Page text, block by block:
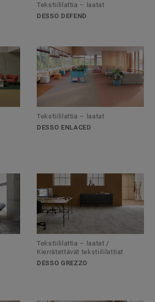
Tekstiililattia – laatat
DESSO DEFEND
Tekstiililattia – laatat
DESSO ENLACED
Tekstiililattia – laatat /
Kierrätettävät tekstiililattiat
DESSO GREZZO